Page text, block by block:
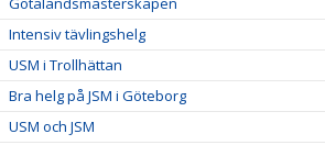
Intensiv tävlingshelg
USM i Trollhättan
Bra helg på JSM i Göteborg
USM och JSM